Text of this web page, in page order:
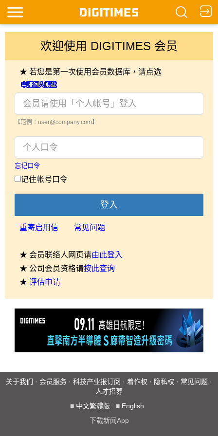
欢迎使用 DIGITIMES 会员
★ 若您是第一次使用会员数据库，请点选
【范例：user@company.com】
忘记口令
记住帐号口令
登入
重寄启用信 常见问题
★ 会员联络人网页请由此登入
★ 公司会员资格请按此查询
★ 评估申请
关于我们 · 会员服务 · 科技产业报订阅 · 着作权 · 隐私权 · 常见问题 ·
人才招募
■ 中文繁體版 ■ English
下载新闻App